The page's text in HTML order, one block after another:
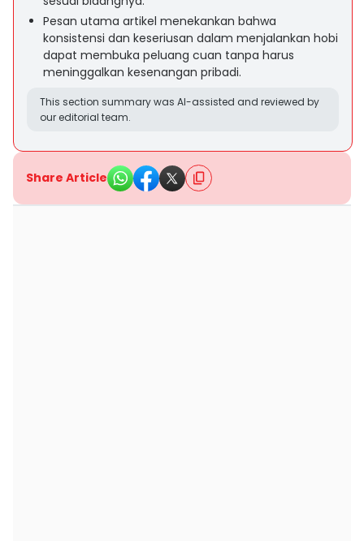
Pesan utama artikel menekankan bahwa
konsistensi dan keseriusan dalam menjalankan hobi
dapat membuka peluang cuan tanpa harus
meninggalkan kesenangan pribadi.
This section summary was AI-assisted and reviewed by
our editorial team.
Share Article